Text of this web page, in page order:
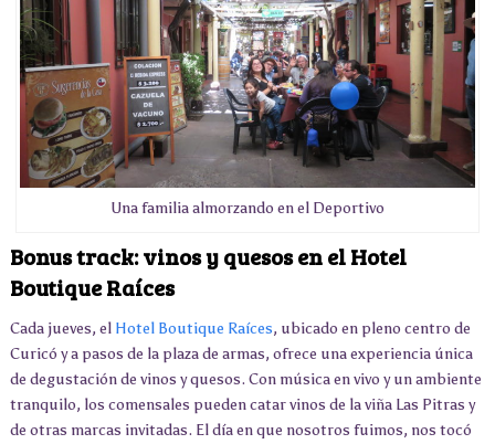
Una familia almorzando en el Deportivo
Bonus track: vinos y quesos en el Hotel
Boutique Raíces
Cada jueves, el Hotel Boutique Raíces, ubicado en pleno centro de
Curicó y a pasos de la plaza de armas, ofrece una experiencia única
de degustación de vinos y quesos. Con música en vivo y un ambiente
tranquilo, los comensales pueden catar vinos de la viña Las Pitras y
de otras marcas invitadas. El día en que nosotros fuimos, nos tocó